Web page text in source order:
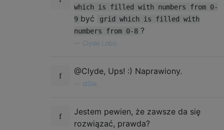
which is filled with numbers from 0-
9 być
grid which is filled with
numbers from 0-8 ?
Clyde Lobo,
@Clyde, Ups! :) Naprawiony.
st0le,
Jestem pewien, że zawsze da się
rozwiązać, prawda?